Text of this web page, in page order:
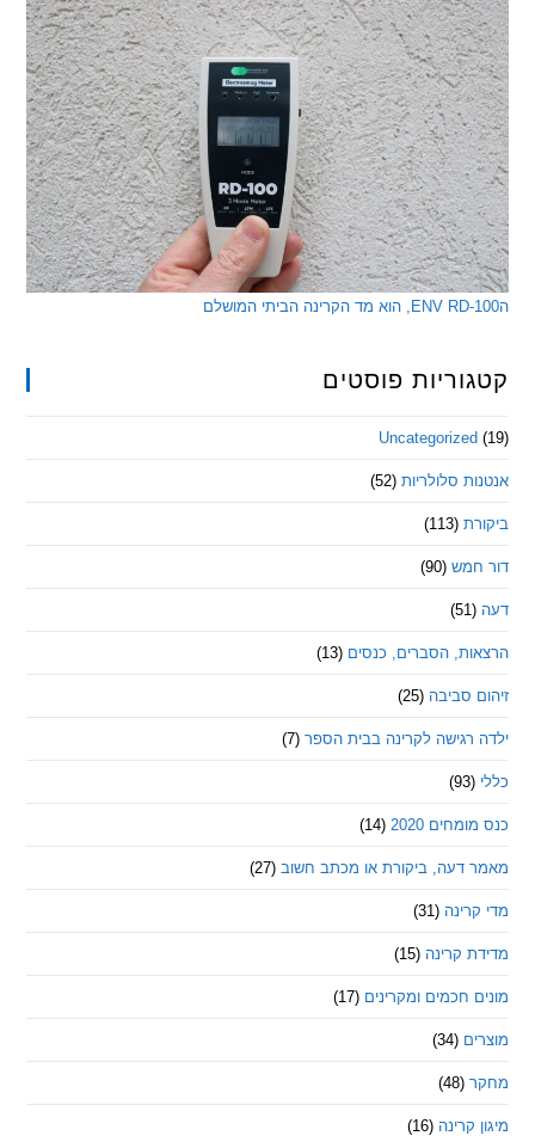
פוסטים
סלולריות (52)
(90)
הסברים, כנסים (13)
סביבה (25)
לקרינה בבית הספר (7)
2020
(14)
ביקורת או מכתב חשוב (27)
(31)
קרינה (15)
חכמים ומקרינים (17)
(16)